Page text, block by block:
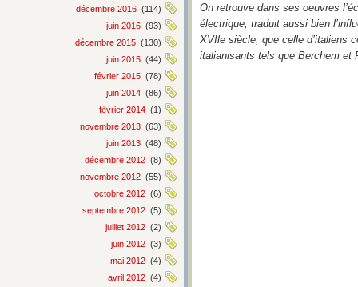
décembre 2016 (114)
juin 2016 (93)
décembre 2015 (130)
juin 2015 (44)
février 2015 (78)
juin 2014 (86)
février 2014 (1)
novembre 2013 (63)
juin 2013 (48)
décembre 2012 (8)
novembre 2012 (55)
octobre 2012 (6)
septembre 2012 (5)
juillet 2012 (2)
juin 2012 (3)
mai 2012 (4)
avril 2012 (4)
On retrouve dans ses oeuvres
électrique, traduit aussi bien
XVIle siècle, que celle d’italiens
italianisants tels que Berchem et